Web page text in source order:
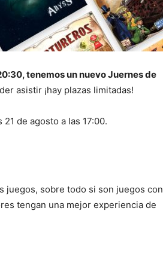
tenemos un nuevo Juernes de
asistir ¡hay plazas limitadas!
de agosto a las 17:00.
juegos, sobre todo si son juegos con
tengan una mejor experiencia de